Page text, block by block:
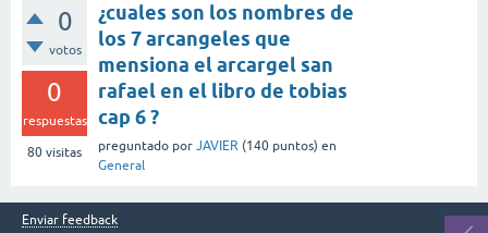
0
votos
0
respuestas
80 visitas
¿cuales son los nombres de
los 7 arcangeles que
mensiona el arcargel san
rafael en el libro de tobias
cap 6 ?
preguntado por JAVIER (140 puntos) en
General
Enviar feedback